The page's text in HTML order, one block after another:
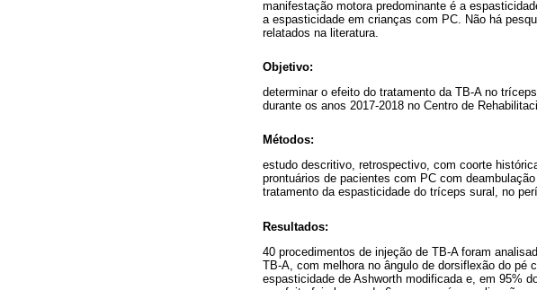
manifestação motora predominante é a
a espasticidade em crianças com PC. Não há
relatados na literatura.
Objetivo:
determinar o efeito do tratamento da TB-A no
durante os anos 2017-2018 no Centro de
Métodos:
estudo descritivo, retrospectivo, com coorte
prontuários de pacientes com PC com
tratamento da espasticidade do tríceps sural, no
Resultados:
40 procedimentos de injeção de TB-A foram
TB-A, com melhora no ângulo de dorsiflexão do pé
espasticidade de Ashworth modificada e, em 95%